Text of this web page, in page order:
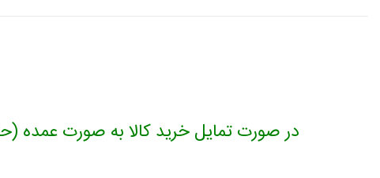
در صورت تمایل خرید کالا به صورت عمده (حداقل یک کارتون)،